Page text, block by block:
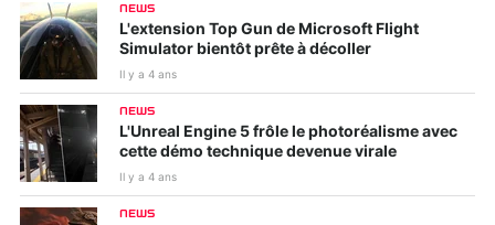
NEWS
L'extension Top Gun de Microsoft Flight
Simulator bientôt prête à décoller
Il y a 4 ans
NEWS
L'Unreal Engine 5 frôle le photoréalisme avec
cette démo technique devenue virale
Il y a 4 ans
NEWS